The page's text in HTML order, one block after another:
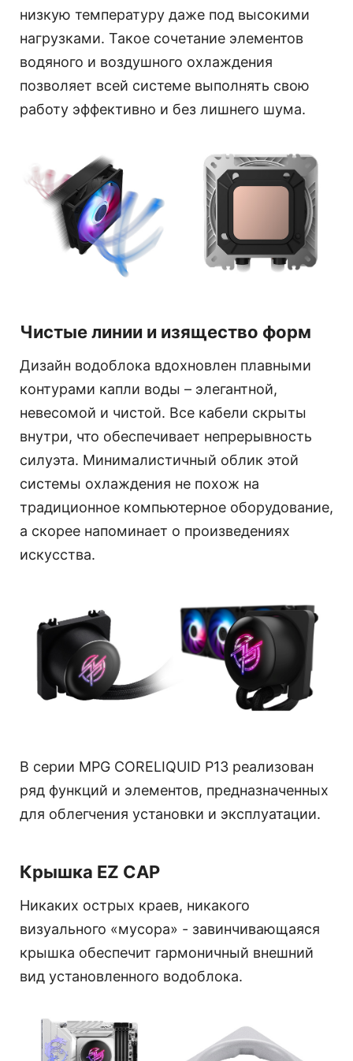
низкую температуру даже под высокими
нагрузками. Такое сочетание элементов
водяного и воздушного охлаждения
позволяет всей системе выполнять свою
работу эффективно и без лишнего шума.
Чистые линии и изящество форм
Дизайн водоблока вдохновлен плавными
контурами капли воды – элегантной,
невесомой и чистой. Все кабели скрыты
внутри, что обеспечивает непрерывность
силуэта. Минималистичный облик этой
системы охлаждения не похож на
традиционное компьютерное оборудование,
а скорее напоминает о произведениях
искусства.
В серии MPG CORELIQUID P13 реализован
ряд функций и элементов, предназначенных
для облегчения установки и эксплуатации.
Крышка EZ CAP
Никаких острых краев, никакого
визуального «мусора» - завинчивающаяся
крышка обеспечит гармоничный внешний
вид установленного водоблока.